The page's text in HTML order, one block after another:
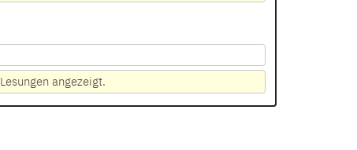
angezeigt.